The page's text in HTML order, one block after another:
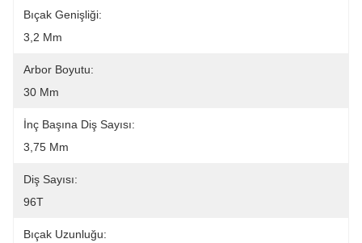
Bıçak Genişliği:
3,2 Mm
Arbor Boyutu:
30 Mm
İnç Başına Diş Sayısı:
3,75 Mm
Diş Sayısı:
96T
Bıçak Uzunluğu: